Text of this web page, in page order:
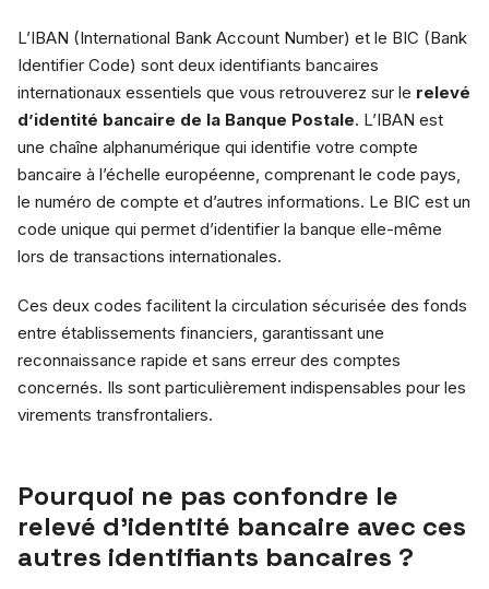
L’IBAN (International Bank Account Number) et le BIC (Bank
Identifier Code) sont deux identifiants bancaires
internationaux essentiels que vous retrouverez sur le relevé
d’identité bancaire de la Banque Postale. L’IBAN est
une chaîne alphanumérique qui identifie votre compte
bancaire à l’échelle européenne, comprenant le code pays,
le numéro de compte et d’autres informations. Le BIC est un
code unique qui permet d’identifier la banque elle-même
lors de transactions internationales.
Ces deux codes facilitent la circulation sécurisée des fonds
entre établissements financiers, garantissant une
reconnaissance rapide et sans erreur des comptes
concernés. Ils sont particulièrement indispensables pour les
virements transfrontaliers.
Pourquoi ne pas confondre le
relevé d’identité bancaire avec ces
autres identifiants bancaires ?